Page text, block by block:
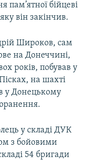
пам’ятної бійцеві
він закінчив.
Широков, сам
на Донеччині,
років, побував у
на шахті
у Донецькому
у складі ДУК
з бойовими
54 бригади